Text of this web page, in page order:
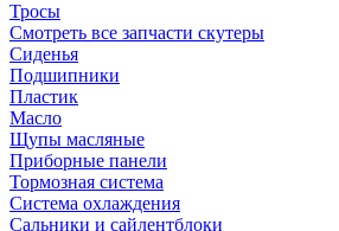
Тросы
Смотреть все запчасти скутеры
Сиденья
Подшипники
Пластик
Масло
Щупы масляные
Приборные панели
Тормозная система
Система охлаждения
Сальники и сайлентблоки